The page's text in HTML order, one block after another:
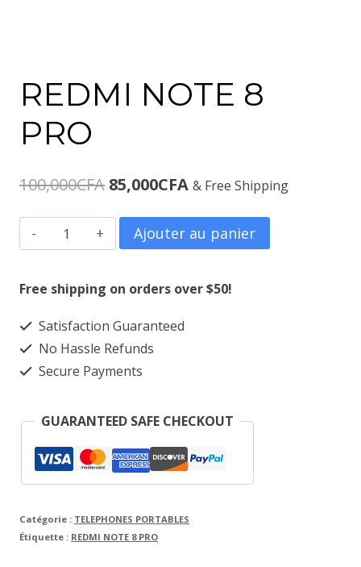
REDMI NOTE 8
PRO
100,000CFA Le
prix
initial
était :
85,000CFALe
prix
actuel
est :
& Free Shipping
quantité
de
REDMI
8
PRO
Ajouter au panier
Free shipping on orders over $50!
Satisfaction Guaranteed
No Hassle Refunds
Secure Payments
GUARANTEED SAFE CHECKOUT
Catégorie : TELEPHONES PORTABLES
Étiquette : REDMI NOTE 8 PRO